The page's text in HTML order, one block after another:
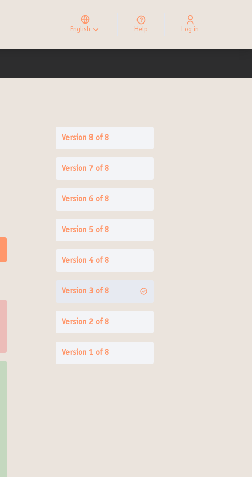
English
Elegir el idioma
Choose language
Help Log in
Version 8 of 8
Version 7 of 8
Version 6 of 8
Version 5 of 8
Version 4 of 8
Version 3 of 8
Version 2 of 8
Version 1 of 8